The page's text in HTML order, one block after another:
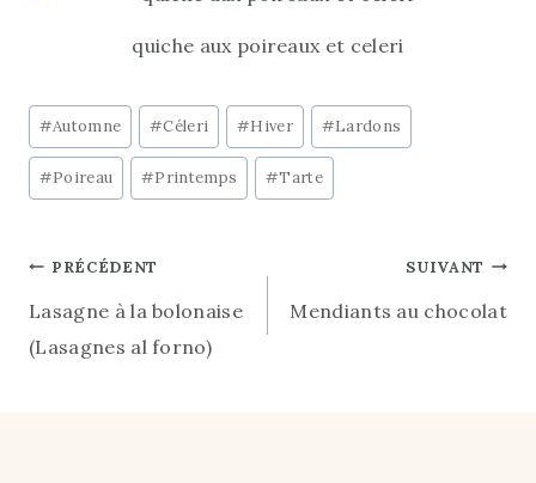
quiche aux poireaux et celeri
Étiquettes
de
la
#Automne #Céleri #Hiver #Lardons
#Poireau #Printemps #Tarte
Navigation
de
PRÉCÉDENT
Lasagne à la bolonaise
(Lasagnes al forno)
SUIVANT
Mendiants au chocolat